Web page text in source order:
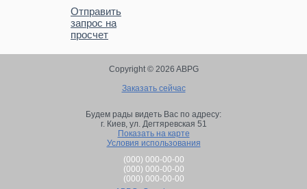
Отправить
запрос на
просчет
Copyright © 2026 ABPG
Заказать сейчас
Будем рады видеть Вас по адресу:
г. Киев, ул. Дегтяревская 51
Показать на карте
Условия использования
(000) 000-00-00
(000) 000-00-00
(000) 000-00-00